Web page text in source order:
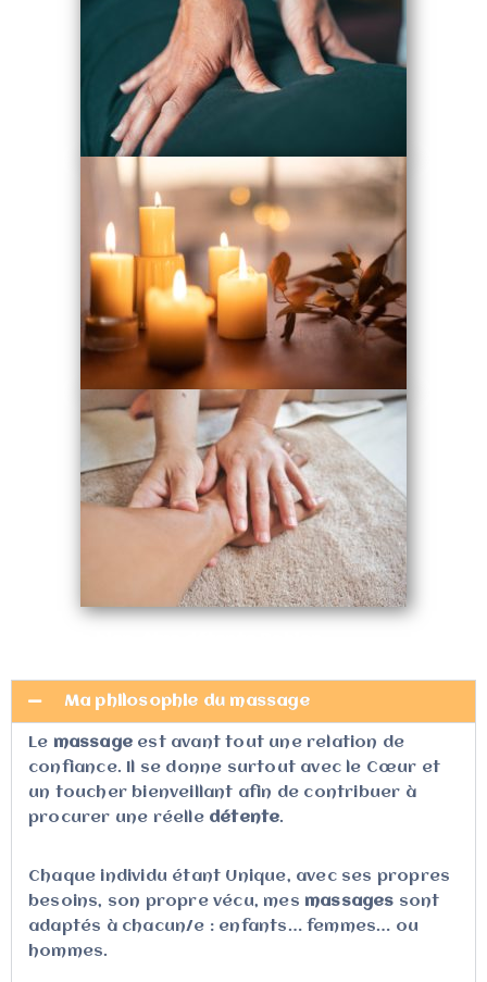
Ma philosophie du massage
Le massage est avant tout une relation de
confiance. Il se donne surtout avec le Cœur et
un toucher bienveillant afin de contribuer à
procurer une réelle détente.
Chaque individu étant Unique, avec ses propres
besoins, son propre vécu, mes massages sont
adaptés à chacun/e : enfants… femmes… ou
hommes.